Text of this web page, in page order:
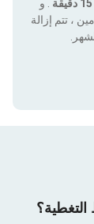
. و
، تتم إزالة